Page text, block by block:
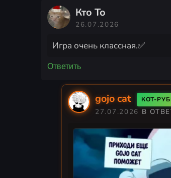
Кто То
26.07.2026
Игра очень классная.✅
Ответить
gojo cat КОТ-
27.07.2026 В